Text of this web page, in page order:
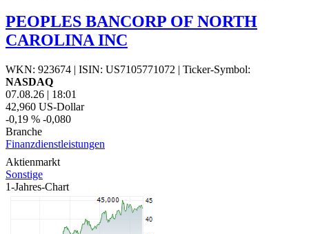
PEOPLES BANCORP OF NORTH
CAROLINA INC
WKN: 923674 | ISIN: US7105771072 | Ticker-Symbol:
NASDAQ
07.08.26 | 18:01
42,960 US-Dollar
-0,19 % -0,080
Branche
Finanzdienstleistungen
Aktienmarkt
Sonstige
1-Jahres-Chart